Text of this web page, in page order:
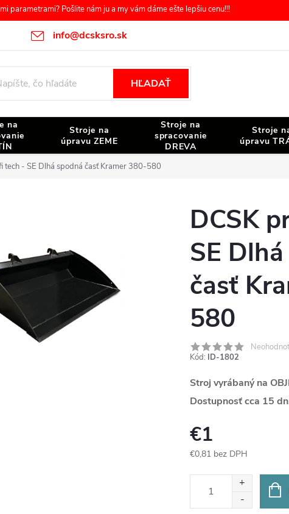
parametrami? Pošlite nám ju a my vám dáme ešte lepšiu cenu!!!
info@dcsksro.sk
Reklamačné podmienky Odstúpenie od zmluvy
HĽADAŤ
na
Stroje na
úpravu ZEME
Stroje na
spracovanie
DREVA
Stroje
úpravu
tech - SE Dlhá spodná časť Kramer 380-580
DCSK
SE
časť
580
Kód: ID-1802
Stroj vyrábaný na
Dostupnosť cca 15
€1
€0,81 bez DPH